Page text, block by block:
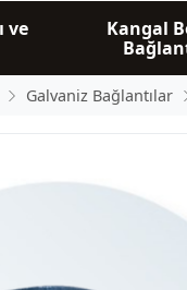
ve
Kangal
Galvaniz Bağlantılar